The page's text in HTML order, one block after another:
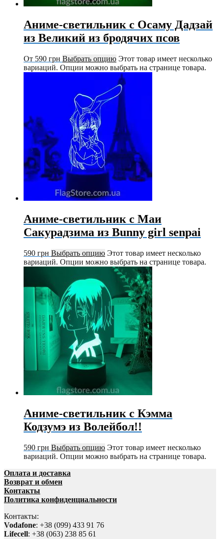
Аниме-светильник с Осаму Дадзай
из Великий из бродячих псов
От 590 грн Выбрать опцию Этот товар имеет несколько
вариаций. Опции можно выбрать на странице товара.
Аниме-светильник с Маи
Сакурадзима из Bunny girl senpai
590 грн Выбрать опцию Этот товар имеет несколько
вариаций. Опции можно выбрать на странице товара.
Аниме-светильник с Кэмма
Кодзумэ из Волейбол!!
590 грн Выбрать опцию Этот товар имеет несколько
вариаций. Опции можно выбрать на странице товара.
Оплата и доставка
Возврат и обмен
Контакты
Политика конфиденциальности
Контакты:
Vodafone: +38 (099) 433 91 76
Lifecell: +38 (063) 238 85 61